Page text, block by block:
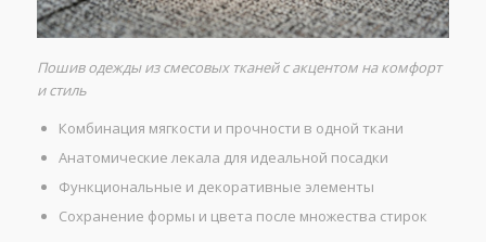
Пошив одежды из смесовых тканей с акцентом на комфорт
и стиль
Комбинация мягкости и прочности в одной ткани
Анатомические лекала для идеальной посадки
Функциональные и декоративные элементы
Сохранение формы и цвета после множества стирок